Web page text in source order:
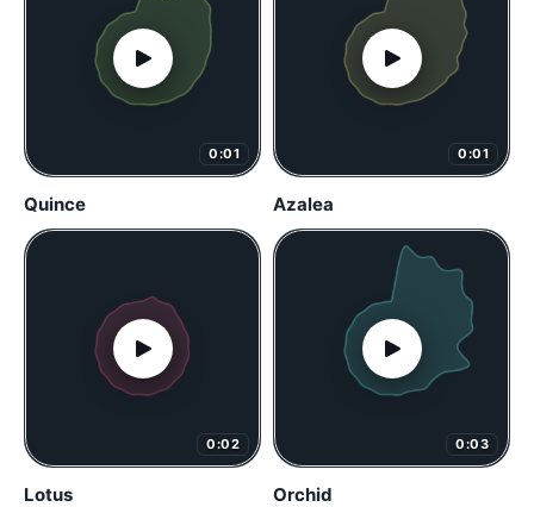
0:01
Quince
0:01
Azalea
0:02
Lotus
0:03
Orchid